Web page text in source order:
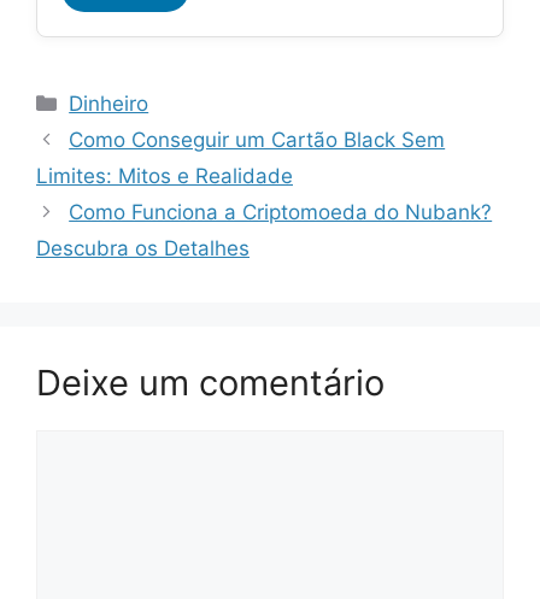
Categorias
Dinheiro
Como Conseguir um Cartão Black Sem
Limites: Mitos e Realidade
Como Funciona a Criptomoeda do Nubank?
Descubra os Detalhes
Deixe um comentário